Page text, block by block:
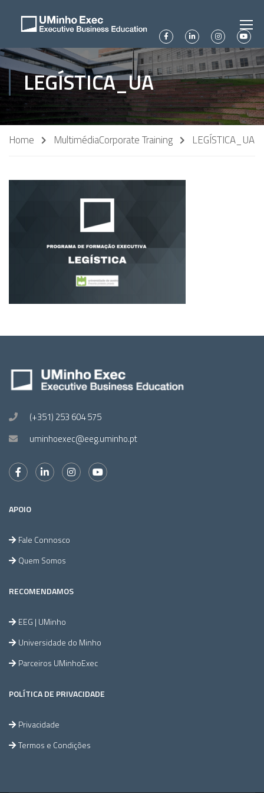
LEGÍSTICA_UA
Home MultimédiaCorporate Training LEGÍSTICA_UA
(+351) 253 604 575
uminhoexec@eeg.uminho.pt
APOIO
Fale Connosco
Quem Somos
RECOMENDAMOS
EEG | UMinho
Universidade do Minho
Parceiros UMinhoExec
POLÍTICA DE PRIVACIDADE
Privacidade
Termos e Condições